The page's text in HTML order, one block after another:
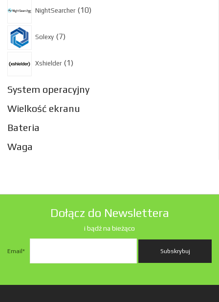
NightSearcher 10
Solexy 7
Xshielder 1
System operacyjny
Wielkość ekranu
Bateria
Waga
Dołącz do Newslettera
i bądź na bieżąco
Email *